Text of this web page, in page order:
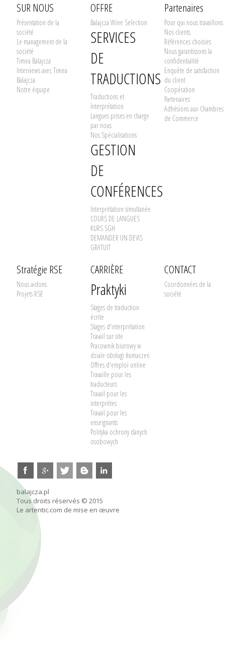
SUR NOUS
Présentation de la
société
Le management de la
société
Timea Balajcza
Interviews avec Timea
Balajcza
Notre équipe
OFFRE
Balajcza Wine Selection
SERVICES
DE
TRADUCTIONS
Traductions et
Interprétation
Langues prises en charge
par nous
Nos Spécialisations
GESTION
DE
CONFÉRENCES
Interprétation simultanée
COURS DE LANGUES
KURS SGH
DEMANDER UN DEVIS
GRATUIT
Partenaires
Pour qui nous travaillons
Nos clients
Références choisies
Nous garantissons la
confidentialité
Enquête de satisfaction
du client
Coopération
Partenaires
Adhésions aux Chambres
de Commerce
Stratégie RSE
Nous aidons
Projets RSE
CARRIÈRE
Praktyki
Stages de traduction
écrite
Stages d'interprétation
Travail sur site
Pracownik biurowy w
dziale obsługi tłumaczeń
Offres d'emploi online
Travaille pour les
traducteurs
Travail pour les
interprètes
Travail pour les
enseignants
Polityka ochrony danych
osobowych
CONTACT
Coordonnées de la
société
balajcza.pl
Tous droits réservés © 2015
Le artentic.com de mise en œuvre